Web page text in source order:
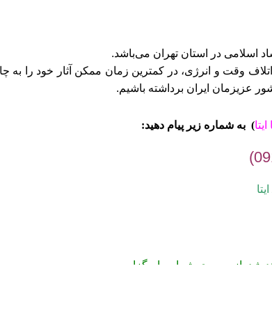
وقت و انرژی، در کمترین زمان ممکن آثار خود را به
عزیزمان ایران برداشته باشیم.
ایتا) به شماره زیر پیام دهید:
ایتا
شد. از صبوری شما سپاسگزاریم.